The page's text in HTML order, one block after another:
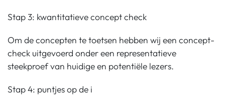
Stap 3: kwantitatieve concept check
Om de concepten te toetsen hebben wij een concept-
check uitgevoerd onder een representatieve
steekproef van huidige en potentiële lezers.
Stap 4: puntjes op de i